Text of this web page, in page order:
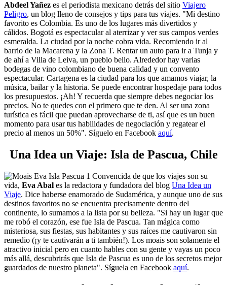
Abdeel Yañez es el periodista mexicano detrás del sitio Viajero
Peligro, un blog lleno de consejos y tips para tus viajes. "Mi destino
favorito es Colombia. Es uno de los lugares más divertidos y
cálidos. Bogotá es espectacular al aterrizar y ver sus campos verdes
esmeralda. La ciudad por la noche cobra vida. Recomiendo ir al
barrio de la Macarena y la Zona T. Rentar un auto para ir a Tunja y
de ahí a Villa de Leiva, un pueblo bello. Alrededor hay varias
bodegas de vino colombiano de buena calidad y un convento
espectacular. Cartagena es la ciudad para los que amamos viajar, la
música, bailar y la historia. Se puede encontrar hospedaje para todos
los presupuestos. ¡Ah! Y recuerda que siempre debes negociar los
precios. No te quedes con el primero que te den. Al ser una zona
turística es fácil que puedan aprovecharse de ti, así que es un buen
momento para usar tus habilidades de negociación y regatear el
precio al menos un 50%". Síguelo en Facebook aquí.
Una Idea un Viaje: Isla de Pascua, Chile
Convencida de que los viajes son su
vida, Eva Abal es la redactora y fundadora del blog Una Idea un
Viaje. Dice haberse enamorado de Sudamérica, y aunque uno de sus
destinos favoritos no se encuentra precisamente dentro del
continente, lo sumamos a la lista por su belleza. "Si hay un lugar que
me robó el corazón, ese fue Isla de Pascua. Tan mágica como
misteriosa, sus fiestas, sus habitantes y sus raíces me cautivaron sin
remedio (¡y te cautivarán a ti también!). Los moais son solamente el
atractivo inicial pero en cuanto hables con su gente y vayas un poco
más allá, descubrirás que Isla de Pascua es uno de los secretos mejor
guardados de nuestro planeta". Síguela en Facebook aquí.